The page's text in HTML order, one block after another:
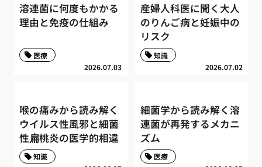
溶連菌に何度もかかる
理由と免疫の仕組み
2026.07.03
医療
産婦人科医に聞く大人
のりんご病と妊娠中の
リスク
2026.07.02
知識
喉の痛みから読み解く
ウイルス性風邪と細菌
性扁桃炎の医学的相違
知識
細菌学から読み解く溶
連菌が再発するメカニ
ズム
医療